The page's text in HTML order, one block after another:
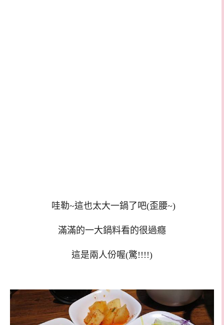
哇勒~這也太大一鍋了吧(歪腰~)
滿滿的一大鍋料看的很過癮
這是兩人份喔(驚!!!!)